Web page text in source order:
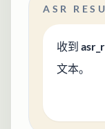
ASR
收到
文本。